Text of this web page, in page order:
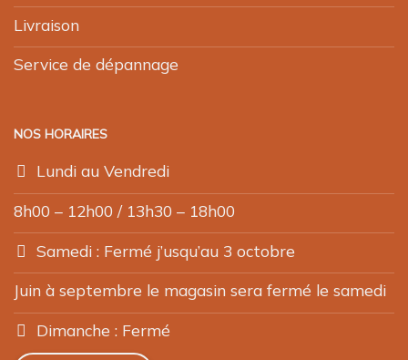
Livraison
Service de dépannage
NOS HORAIRES
Lundi au Vendredi
8h00 – 12h00 / 13h30 – 18h00
Samedi : Fermé j’usqu’au 3 octobre
Juin à septembre le magasin sera fermé le samedi
Dimanche : Fermé